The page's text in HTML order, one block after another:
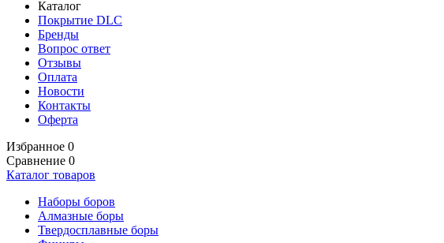
Каталог
Покрытие DLC
Бренды
Вопрос ответ
Отзывы
Оплата
Новости
Контакты
Оферта
Избранное 0
Сравнение 0
Каталог товаров
Наборы боров
Алмазные боры
Твердосплавные боры